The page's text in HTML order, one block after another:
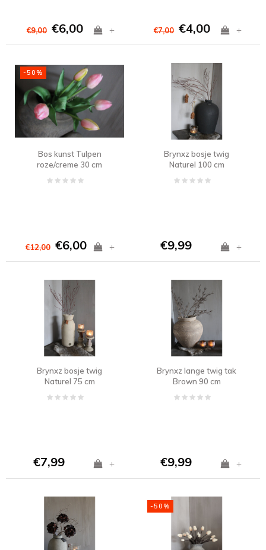
€9,00 €6,00 + €7,00 €4,00 +
-50%
Bos kunst Tulpen
roze/creme 30 cm
€12,00 €6,00 +
Brynxz bosje twig
Naturel 100 cm
€9,99 +
Brynxz bosje twig
Naturel 75 cm
€7,99 +
Brynxz lange twig tak
Brown 90 cm
€9,99 +
-50%